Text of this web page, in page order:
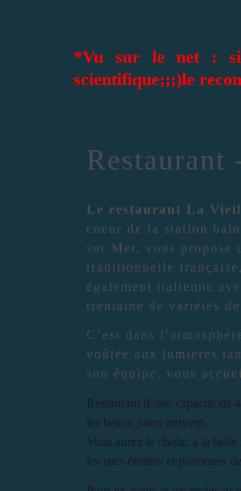
*Vu sur le net :
scientifique;;;)le
Restaurant
Le restaurant La
coeur de la station
sur Mer, vous propose
traditionnelle
également italienne
trentaine de variétés
C’est dans
voûtée aux lumières
son équipe, vous
Restaurant d’une capacité de
les beaux jours arrivent.
Vous aurez le choix, à la belle
les rues étroites et piétonnes